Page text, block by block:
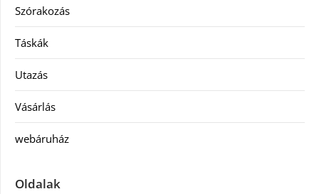
Szórakozás
Táskák
Utazás
Vásárlás
webáruház
Oldalak